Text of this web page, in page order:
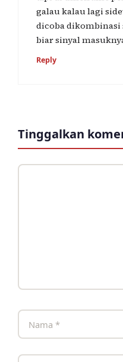
galau kalau lagi
dicoba dikombinasi
biar sinyal
Reply
Tinggalkan
Komentar
Nama
Surel
Situs